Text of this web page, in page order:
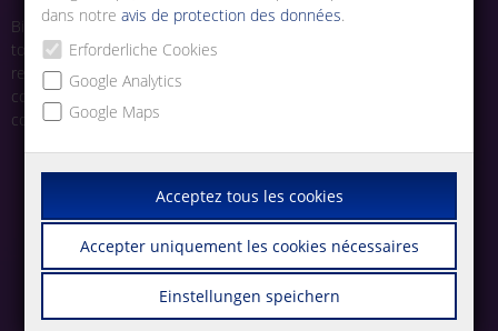
Bien que notre siège soit basé en Allemagne, nous recherchons
toujours des personnes talentueuses et passionnées pour nous
rejoindre. Nous vous invitons à explorer nos postes ouverts et à
commencer votre parcours avec un leader de la technologie de
connexion.
dans notreavis de protection des données.
Erforderliche Cookies
Google Analytics
Google Maps
Acceptez tous les cookies
Accepter uniquement les cookies nécessaires
Einstellungen speichern